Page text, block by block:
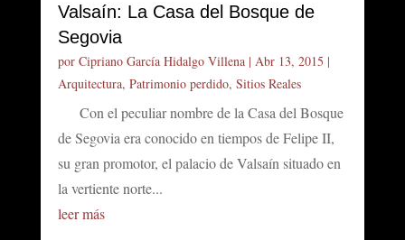
Valsaín: La Casa del Bosque de
Segovia
por Cipriano García Hidalgo Villena| Abr 13, 2015 |
Arquitectura, Patrimonio perdido, Sitios Reales
Con el peculiar nombre de la Casa del Bosque
de Segovia era conocido en tiempos de Felipe II,
su gran promotor, el palacio de Valsaín situado en
la vertiente norte...
leer más